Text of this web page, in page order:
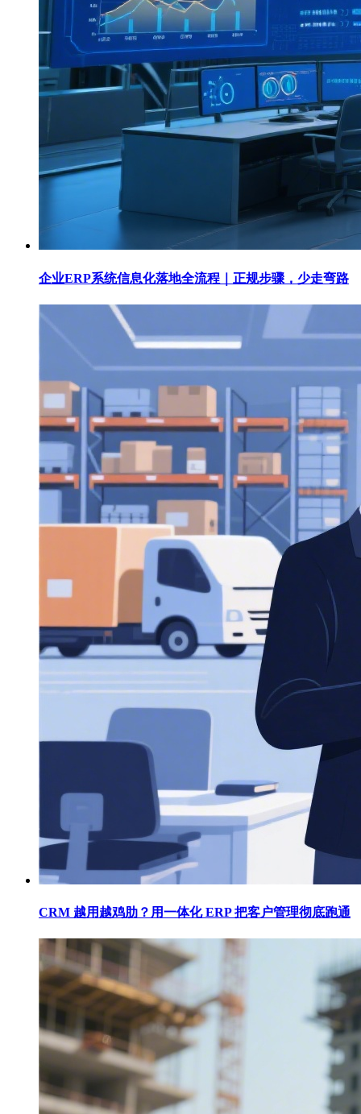
企业ERP系统信息化落地全流程｜正规步骤，少走弯路
CRM 越用越鸡肋？用一体化 ERP 把客户管理彻底跑通